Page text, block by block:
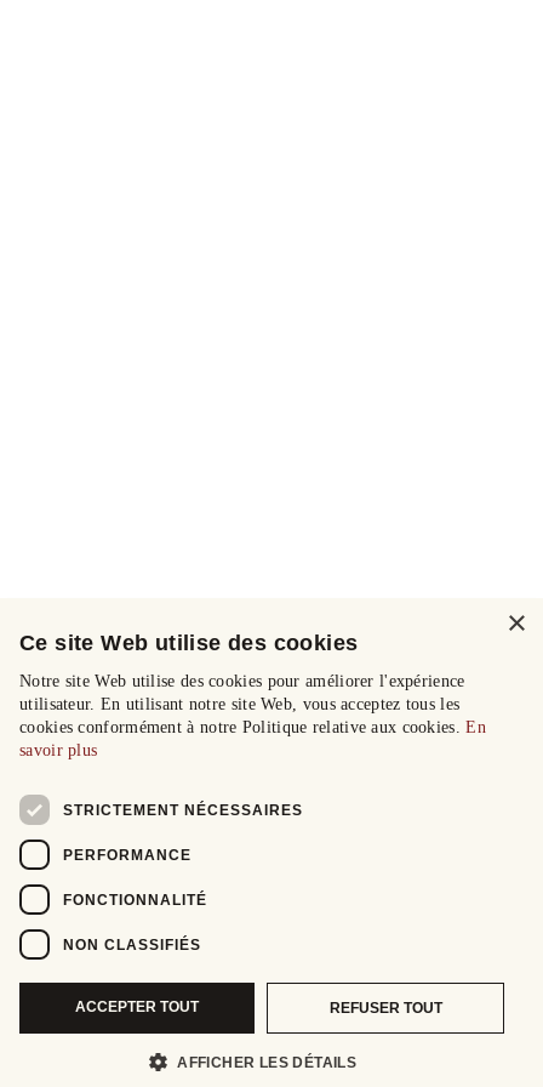
×
Ce site Web utilise des cookies
Notre site Web utilise des cookies pour améliorer l'expérience
utilisateur. En utilisant notre site Web, vous acceptez tous les
cookies conformément à notre Politique relative aux cookies.En
savoir plus
STRICTEMENT NÉCESSAIRES
PERFORMANCE
FONCTIONNALITÉ
NON CLASSIFIÉS
ACCEPTER TOUT REFUSER TOUT
AFFICHER LES DÉTAILS